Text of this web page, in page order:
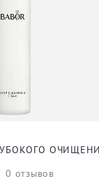
0 отзывов